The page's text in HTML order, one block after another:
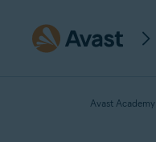
Avast Academy